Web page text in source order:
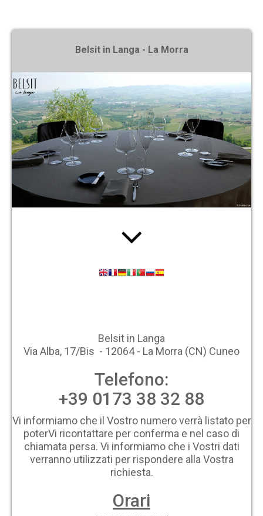
Belsit in Langa - La Morra
Belsit in Langa
Via Alba, 17/Bis - 12064 - La Morra (CN) Cuneo
Telefono:
+39 0173 38 32 88
Vi informiamo che il Vostro numero verrà listato per
poterVi ricontattare per conferma e nel caso di
chiamata persa. Vi informiamo che i Vostri dati
verranno utilizzati per rispondere alla Vostra
richiesta.
Orari